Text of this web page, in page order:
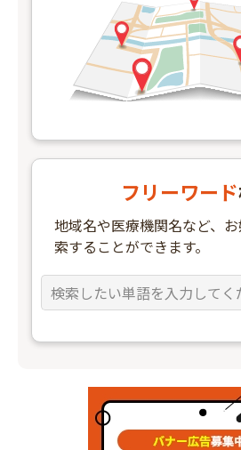
フリーワード
地域名や医療機関名など、
索することができます。